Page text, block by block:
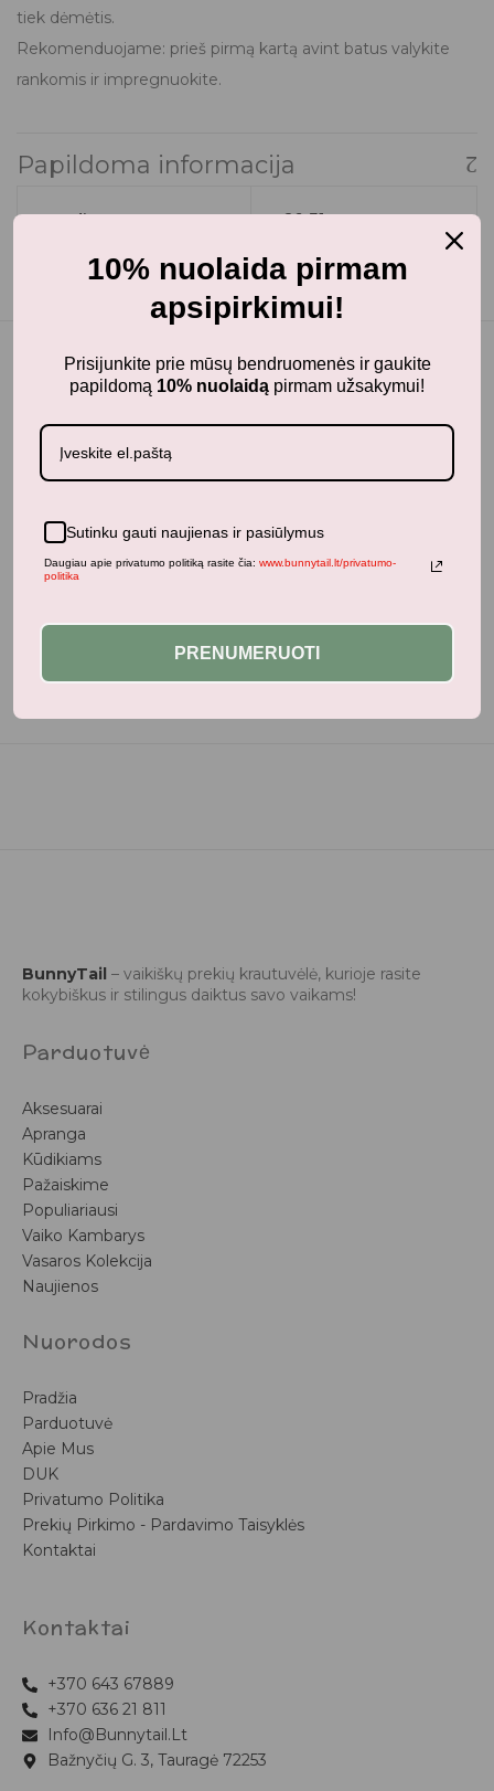
tiek dėmėtis.
Rekomenduojame: prieš pirmą kartą avint batus valykite
rankomis ir impregnuokite.
Papildoma informacija
Dydis 26,31
Panašūs produktai
Neseniai žiūrėti produktai
BunnyTail – vaikiškų prekių krautuvėlė, kurioje rasite
kokybiškus ir stilingus daiktus savo vaikams!
Parduotuvė
Aksesuarai
Apranga
Kūdikiams
Pažaiskime
Populiariausi
Vaiko Kambarys
Vasaros Kolekcija
Naujienos
Nuorodos
Pradžia
Parduotuvė
Apie Mus
DUK
Privatumo Politika
Prekių Pirkimo - Pardavimo Taisyklės
Kontaktai
Kontaktai
+370 643 67889
+370 636 21 811
Info@bunnytail.lt
Bažnyčių G. 3, Tauragė 72253
10% nuolaida pirmam
apsipirkimui!
Prisijunkite prie mūsų bendruomenės ir gaukite
papildomą 10% nuolaidą pirmam užsakymui!
Sutinku gauti naujienas ir pasiūlymus
Daugiau apie privatumo politiką rasite čia: www.bunnytail.lt/privatumo-
politika
PRENUMERUOTI